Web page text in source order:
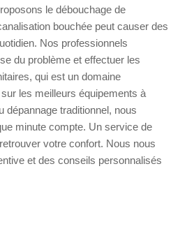
le débouchage de
bouchée peut causer des
Nos professionnels
du problème et effectuer les
qui est un domaine
les meilleurs équipements à
dépannage traditionnel, nous
minute compte. Un service de
votre confort. Nous nous
et des conseils personnalisés